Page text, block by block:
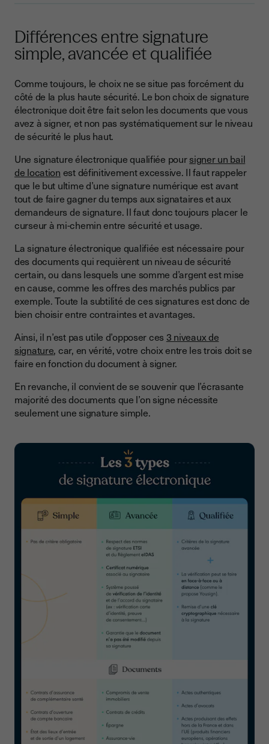
Différences entre signature
simple, avancée et qualifiée
Comme toujours, le choix ne se situe pas forcément du
côté de la plus haute sécurité. Le bon choix de signature
électronique doit être fait selon les documents que vous
avez à signer, et non pas systématiquement sur le niveau
de sécurité le plus haut.
Une signature électronique qualifiée poursigner un bail
de location est définitivement excessive. Il faut rappeler
que le but ultime d’une signature numérique est avant
tout de faire gagner du temps aux signataires et aux
demandeurs de signature. Il faut donc toujours placer le
curseur à mi-chemin entre sécurité et usage.
La signature électronique qualifiée est nécessaire pour
des documents qui requièrent un niveau de sécurité
certain, ou dans lesquels une somme d’argent est mise
en cause, comme les offres des marchés publics par
exemple. Toute la subtilité de ces signatures est donc de
bien choisir entre contraintes et avantages.
Ainsi, il n’est pas utile d’opposer ces 3 niveaux de
signature, car, en vérité, votre choix entre les trois doit se
faire en fonction du document à signer.
En revanche, il convient de se souvenir que l’écrasante
majorité des documents que l’on signe nécessite
seulement une signature simple.